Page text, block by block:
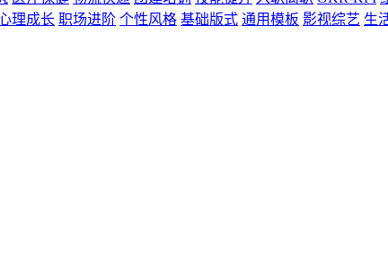
理成长 职场进阶 个性风格 基础版式 通用模板 影视综艺 生